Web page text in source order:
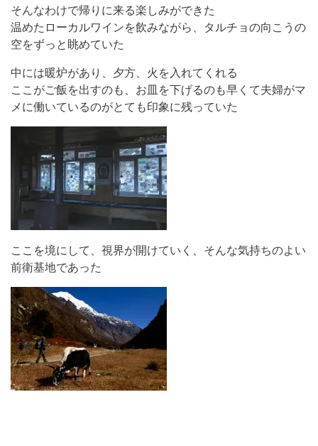
そんなわけで帰りに来る楽しみができた
温めたローカルワインを飲みながら、タルチョの向こうの
空をずっと眺めていた
中には暖炉があり、夕方、火を入れてくれる
ここがご飯を出すのも、お皿を下げるのも早くて夫婦がマ
メに働いているのがとても印象に残っていた
ここを境にして、視界が開けていく、そんな気持ちのよい
前衛基地であった